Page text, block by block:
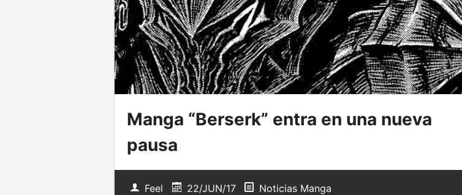
Manga “Berserk” entra en una nueva
pausa
Feel 22/JUN/17 Noticias Manga